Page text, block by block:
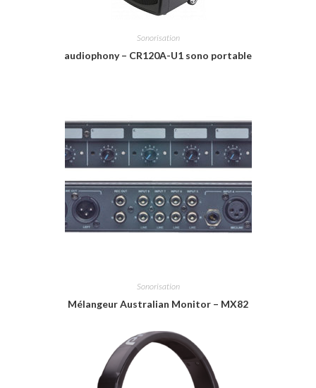
Sonorisation
audiophony – CR120A-U1 sono portable
Sonorisation
Mélangeur Australian Monitor – MX82